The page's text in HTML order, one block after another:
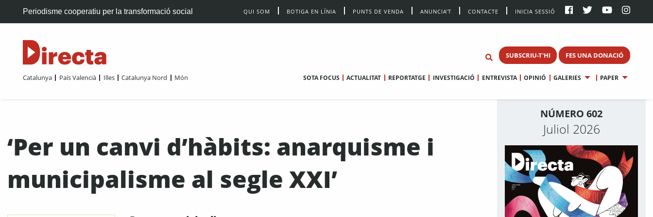
Periodisme cooperatiu per la transformació social QUI SOM BOTIGA EN LÍNIA PUNTS DE VENDA ANUNCIA’T CONTACTE INICIA SESSIÓ
SUBSCRIU-T'HI FES UNA DONACIÓ
Catalunya País Valencià Illes Catalunya Nord Món SOTA FOCUS ACTUALITAT REPORTATGE INVESTIGACIÓ ENTREVISTA OPINIÓ GALERIES PAPER
‘Per un canvi d’hàbits: anarquisme i
municipalisme al segle XXI’
NÚMERO 602
Juliol 2026